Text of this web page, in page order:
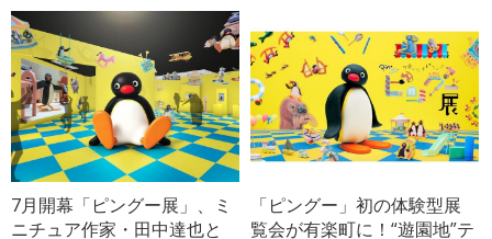
7月開幕「ピングー展」、ミ
ニチュア作家・田中達也と
「ピングー」初の体験型展
覧会が有楽町に！“遊園地”テ